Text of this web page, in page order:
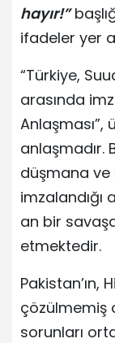
hayır!”
ifadeler yer
“Türkiye,
arasında
Anlaşması”,
anlaşmadır.
düşmana ve
imzalandığı
an bir
etmektedir.
çözülmemiş
sorunları